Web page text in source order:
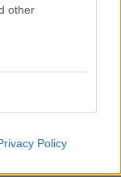
other
Policy